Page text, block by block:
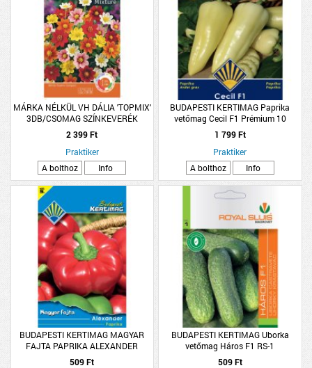
MÁRKA NÉLKÜL VH DÁLIA 'TOPMIX'
3DB/CSOMAG SZÍNKEVERÉK
2 399 Ft
Praktiker
A bolthoz
Info
BUDAPESTI KERTIMAG Paprika
vetőmag Cecil F1 Prémium 10
1 799 Ft
Praktiker
A bolthoz
Info
BUDAPESTI KERTIMAG MAGYAR
FAJTA PAPRIKA ALEXANDER
509 Ft
BUDAPESTI KERTIMAG Uborka
vetőmag Háros F1 RS-1
509 Ft